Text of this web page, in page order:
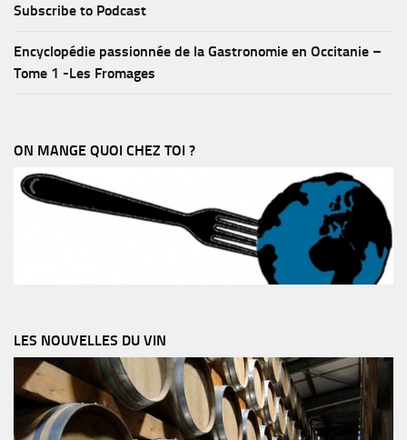
Subscribe to Podcast
Encyclopédie passionnée de la Gastronomie en Occitanie –
Tome 1 -Les Fromages
ON MANGE QUOI CHEZ TOI ?
LES NOUVELLES DU VIN